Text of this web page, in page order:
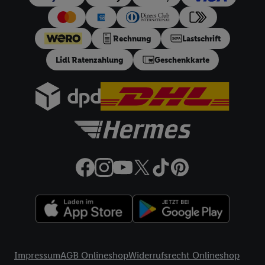
Rechnung Lastschrift
Lidl Ratenzahlung Geschenkkarte
ImpressumAGB OnlineshopWiderrufsrecht Onlineshop
Sofern Sie hier Ihre Zustimmung dazu erteilen und danach ein
Lidl Plus-Konto erstellen bzw. sich in Ihr bestehendes Lidl
Plus-Konto einloggen, kann darüber hinaus auch Ihre dort
angegebene E-Mail-Adresse von uns in gemeinsamer
Verantwortlichkeit mit einem der oben genannten Partner
zu erstellen (die sogenannte EUID), die wir sodann ähnlich wie
die sogleich beschriebene Utiq-Kennung verwenden können,
um Sie in von Dritten betriebenen Diensten zu erkennen und
Ihnen personalisierte Werbung auszuspielen. Hierzu wird von
in einen Hashwert umgewandelte E-Mail-Adresse in
gemeinsamer Verantwortlichkeit verarbeitet.
Telekommunikationsnetzbetreiber, die Utiq-Technologie
in den Lidl-Diensten einzusetzen. Utiq prüft zunächst anhand
Netzbetreiber weiter, der anhand der IP-Adresse und einer